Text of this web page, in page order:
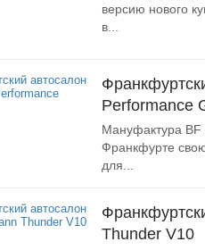
версию нового
в...
Performance
Мануфактура BF
Франкфурте
для...
Thunder V10